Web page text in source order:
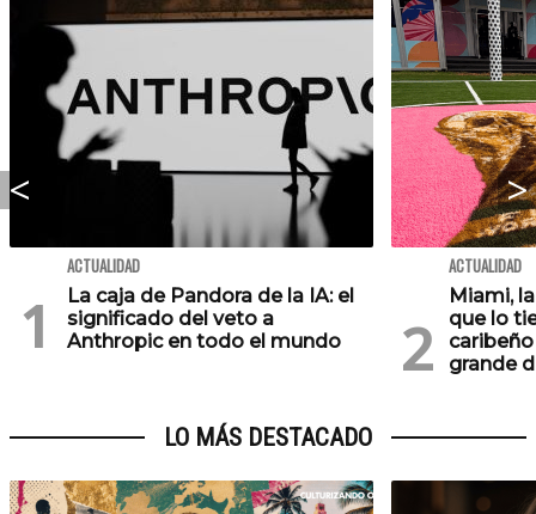
ACTUALIDAD
La caja de Pandora de la IA: el
significado del veto a
Anthropic en todo el mundo
ACTUALIDAD
Miami,
que lo
grande
LO MÁS DESTACADO